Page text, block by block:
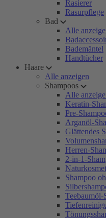
Rasierer
Rasurpflege
Bad
Alle
Bademäntel
Handtücher
Haare
Alle anzeigen
Shampoos
Alle
Keratin-
Pre-
Arganöl-
Glättendes
Herren-
2-in-1-
Shampoo
Teebaumöl-